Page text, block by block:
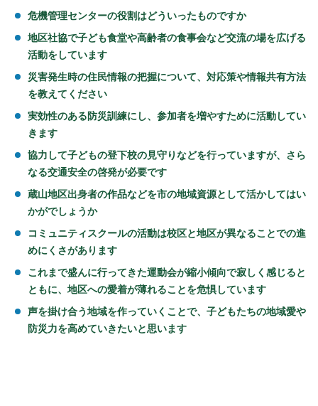
危機管理センターの役割はどういったものですか
地区社協で子ども食堂や高齢者の食事会など交流の場を広げる
活動をしています
災害発生時の住民情報の把握について、対応策や情報共有方法
を教えてください
実効性のある防災訓練にし、参加者を増やすために活動してい
きます
協力して子どもの登下校の見守りなどを行っていますが、さら
なる交通安全の啓発が必要です
蔵山地区出身者の作品などを市の地域資源として活かしてはい
かがでしょうか
コミュニティスクールの活動は校区と地区が異なることでの進
めにくさがあります
これまで盛んに行ってきた運動会が縮小傾向で寂しく感じると
ともに、地区への愛着が薄れることを危惧しています
声を掛け合う地域を作っていくことで、子どもたちの地域愛や
防災力を高めていきたいと思います